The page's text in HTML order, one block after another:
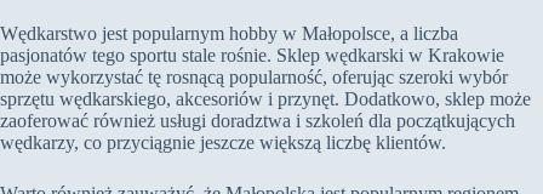
Wędkarstwo jest popularnym hobby w Małopolsce, a liczba
pasjonatów tego sportu stale rośnie. Sklep wędkarski w Krakowie
może wykorzystać tę rosnącą popularność, oferując szeroki wybór
sprzętu wędkarskiego, akcesoriów i przynęt. Dodatkowo, sklep może
zaoferować również usługi doradztwa i szkoleń dla początkujących
wędkarzy, co przyciągnie jeszcze większą liczbę klientów.